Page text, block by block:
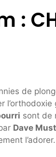
de
sont de
Dave
l’adorer.